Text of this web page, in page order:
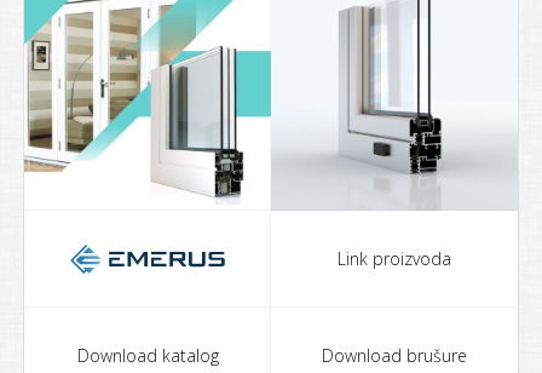
Link proizvoda
Download katalog Download brušure